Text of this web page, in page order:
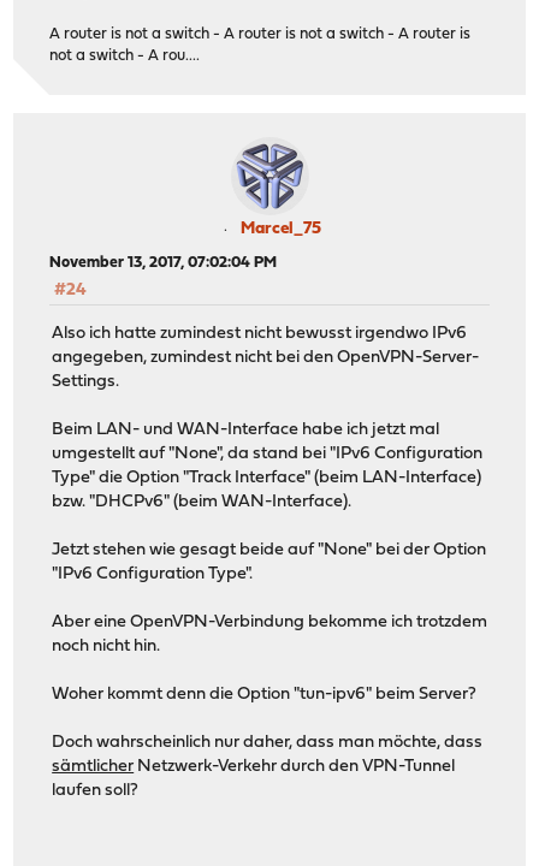
A router is not a switch - A router is not a switch - A router is
not a switch - A rou....
Marcel_75
November 13, 2017, 07:02:04 PM
#24
Also ich hatte zumindest nicht bewusst irgendwo IPv6
angegeben, zumindest nicht bei den OpenVPN-Server-
Settings.
Beim LAN- und WAN-Interface habe ich jetzt mal
umgestellt auf "None", da stand bei "IPv6 Configuration
Type" die Option "Track Interface" (beim LAN-Interface)
bzw. "DHCPv6" (beim WAN-Interface).
Jetzt stehen wie gesagt beide auf "None" bei der Option
"IPv6 Configuration Type".
Aber eine OpenVPN-Verbindung bekomme ich trotzdem
noch nicht hin.
Woher kommt denn die Option "tun-ipv6" beim Server?
Doch wahrscheinlich nur daher, dass man möchte, dass
sämtlicher Netzwerk-Verkehr durch den VPN-Tunnel
laufen soll?